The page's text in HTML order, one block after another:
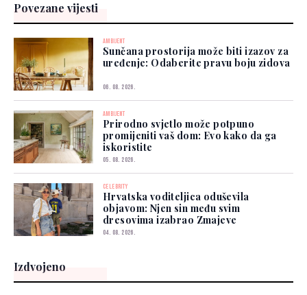
Povezane vijesti
AMBIJENT
Sunčana prostorija može biti izazov za
uređenje: Odaberite pravu boju zidova
06. 08. 2026.
AMBIJENT
Prirodno svjetlo može potpuno
promijeniti vaš dom: Evo kako da ga
iskoristite
05. 08. 2026.
CELEBRITY
Hrvatska voditeljica oduševila
objavom: Njen sin među svim
dresovima izabrao Zmajeve
04. 08. 2026.
Izdvojeno